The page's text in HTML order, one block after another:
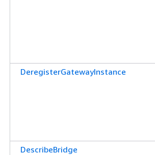
DeregisterGatewayInstance
DescribeBridge